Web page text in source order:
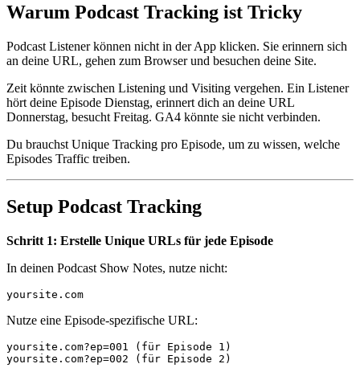
Warum Podcast Tracking ist Tricky
Podcast Listener können nicht in der App klicken. Sie erinnern sich
an deine URL, gehen zum Browser und besuchen deine Site.
Zeit könnte zwischen Listening und Visiting vergehen. Ein Listener
hört deine Episode Dienstag, erinnert dich an deine URL
Donnerstag, besucht Freitag. GA4 könnte sie nicht verbinden.
Du brauchst Unique Tracking pro Episode, um zu wissen, welche
Episodes Traffic treiben.
Setup Podcast Tracking
Schritt 1: Erstelle Unique URLs für jede Episode
In deinen Podcast Show Notes, nutze nicht:
Nutze eine Episode-spezifische URL:
yoursite.com?ep=001 (für Episode 1)